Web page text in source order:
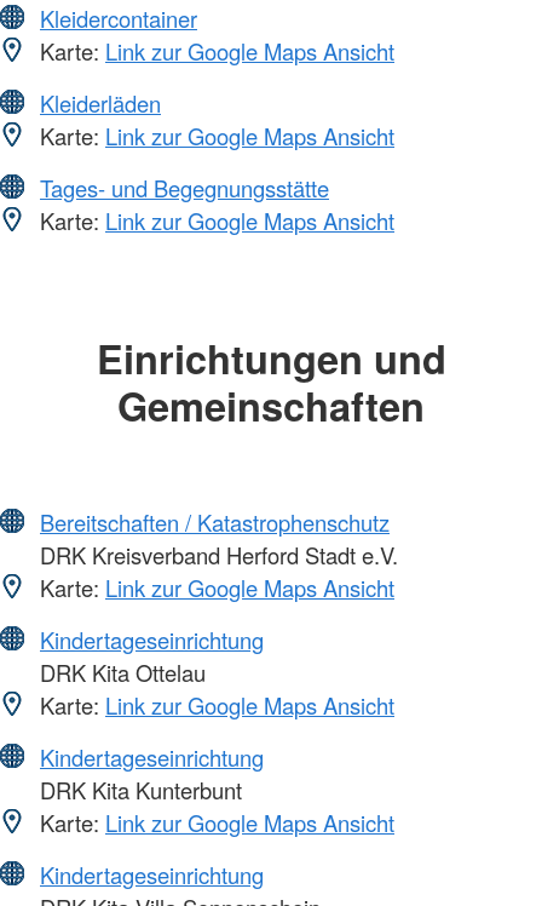
Kleidercontainer
Karte: Link zur Google Maps Ansicht
Kleiderläden
Karte: Link zur Google Maps Ansicht
Tages- und Begegnungsstätte
Karte: Link zur Google Maps Ansicht
Einrichtungen und
Gemeinschaften
Bereitschaften / Katastrophenschutz
DRK Kreisverband Herford Stadt e.V.
Karte: Link zur Google Maps Ansicht
Kindertageseinrichtung
DRK Kita Ottelau
Karte: Link zur Google Maps Ansicht
Kindertageseinrichtung
DRK Kita Kunterbunt
Karte: Link zur Google Maps Ansicht
Kindertageseinrichtung